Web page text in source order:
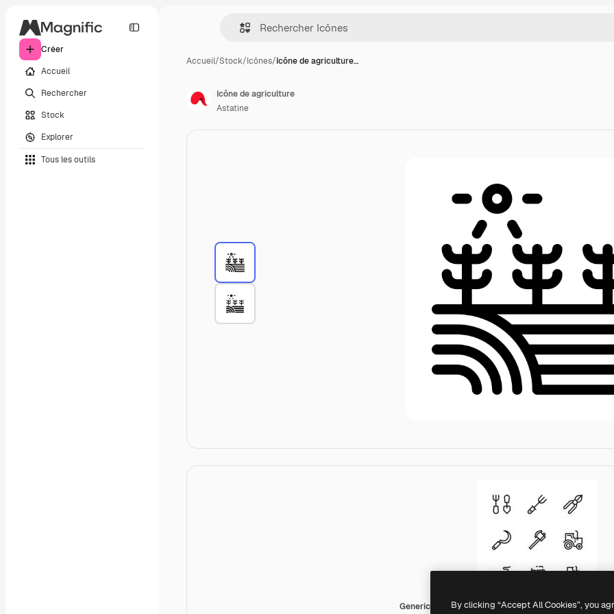
Créer
Accueil
Rechercher
Stock
Explorer
Tous les outils
Accueil/Stock/Icônes/Icône de agriculture…
Generic black outline
Icône de agriculture
Astatine
By clicking “Accept All Cookies”, you